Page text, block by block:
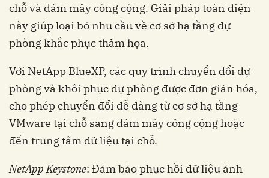
chỗ và đám mây công cộng. Giải pháp toàn diện
này giúp loại bỏ nhu cầu về cơ sở hạ tầng dự
phòng khắc phục thảm họa.
Với NetApp BlueXP, các quy trình chuyển đổi dự
phòng và khôi phục dự phòng được đơn giản hóa,
cho phép chuyển đổi dễ dàng từ cơ sở hạ tầng
VMware tại chỗ sang đám mây công cộng hoặc
đến trung tâm dữ liệu tại chỗ.
NetApp Keystone: Đảm bảo phục hồi dữ liệu ảnh